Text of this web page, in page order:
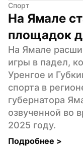
Спорт
На Ямале
площадок
На Ямале
игры в падел,
Уренгое и
спорта в
губернатора
озвученной во
2025 году.
Подробнее >